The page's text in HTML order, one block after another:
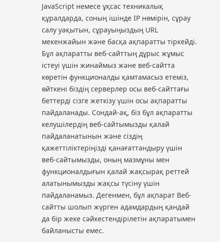
JavaScript немесе ұқсас техникалық
құралдарда, соның ішінде IP нөмірін, сұрау
салу уақытын, сұрауыңыздың URL
мекенжайын және басқа ақпаратты тіркейді.
Бұл ақпаратты веб-сайттың дұрыс жұмыс
істеуі үшін жинаймыз және веб-сайтта
көретін функционалды қамтамасыз етеміз,
өйткені біздің серверлер осы веб-сайттағы
беттерді сізге жеткізу үшін осы ақпаратты
пайдаланады. Сондай-ақ, біз бұл ақпаратты
келушілердің веб-сайтымызды қалай
пайдаланатынын және сіздің
қажеттіліктеріңізді қанағаттандыру үшін
веб-сайтымызды, оның мазмұны мен
функционалдығын қалай жақсырақ реттей
алатынымызды жақсы түсіну үшін
пайдаланамыз. Дегенмен, бұл ақпарат Веб-
сайтты шолып жүрген адамдардың қандай
да бір жеке сәйкестендірілетін ақпаратымен
байланысты емес.